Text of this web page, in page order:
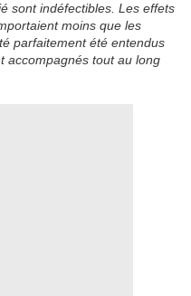
sont indéfectibles. Les effets
moins que les
parfaitement été entendus
accompagnés tout au long